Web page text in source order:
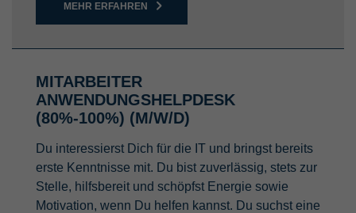
MEHR ERFAHREN
MITARBEITER
ANWENDUNGSHELPDESK
(80%-100%) (M/W/D)
Du interessierst Dich für die IT und bringst bereits
erste Kenntnisse mit. Du bist zuverlässig, stets zur
Stelle, hilfsbereit und schöpfst Energie sowie
Motivation, wenn Du helfen kannst. Du suchst eine